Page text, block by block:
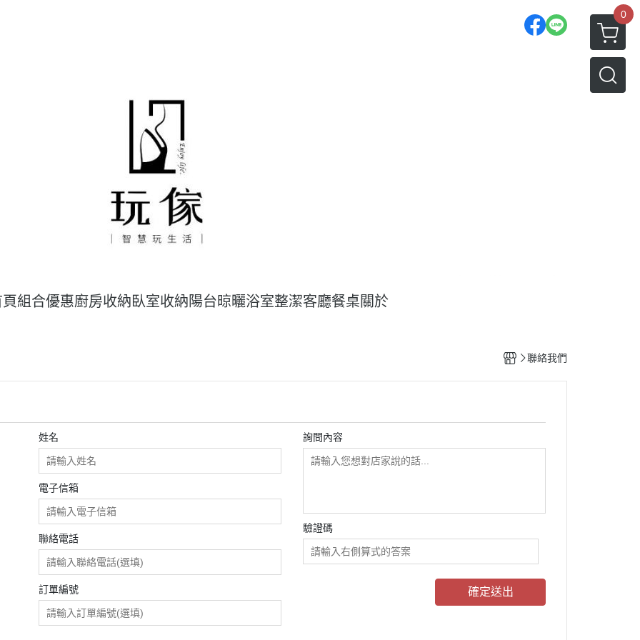
0
組合優惠廚房收納臥室收納陽台晾曬浴室整潔客廳餐桌關於
聯絡我們
姓名
電子信箱
聯絡電話
訂單編號
詢問內容
驗證碼
確定送出